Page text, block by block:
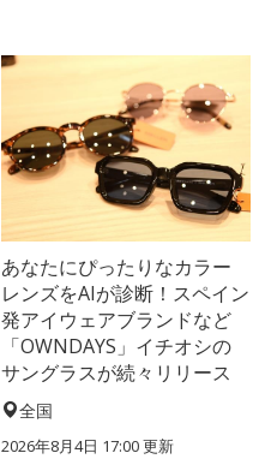
あなたにぴったりなカラー
レンズをAIが診断！スペイン
発アイウェアブランドなど
「OWNDAYS」イチオシの
サングラスが続々リリース
全国
2026年8月4日 17:00更新